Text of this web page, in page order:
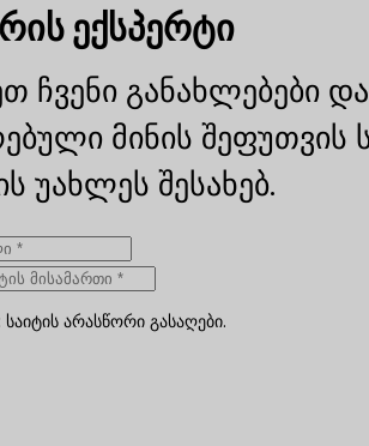
ექსპერტი
ჩვენი განახლებები
მინის შეფუთვის
უახლეს შესახებ.
არასწორი გასაღები.